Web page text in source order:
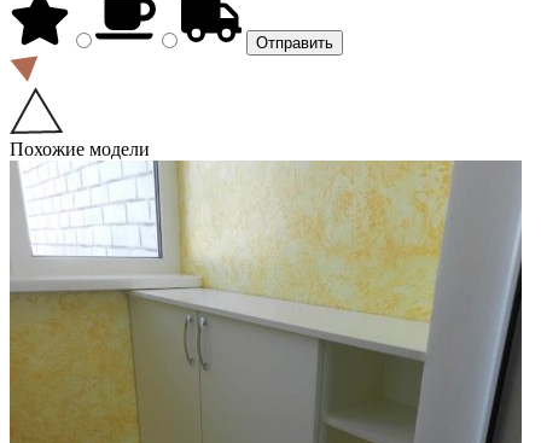
Похожие модели